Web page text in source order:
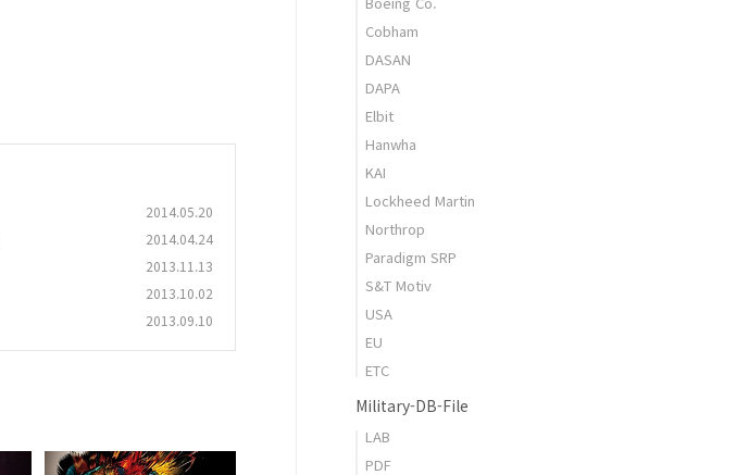
2014.05.20
2014.04.24
2013.11.13
2013.10.02
2013.09.10
Cobham
DASAN
DAPA
Elbit
Hanwha
KAI
Lockheed Martin
Northrop
Paradigm SRP
S&T Motiv
USA
EU
ETC
Military-DB-File
LAB
PDF